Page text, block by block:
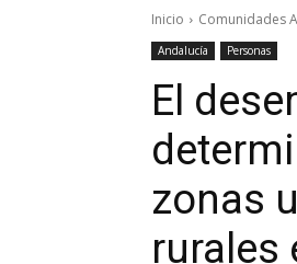
Inicio Comunidades
Andalucía Personas
El
zonas
rurales